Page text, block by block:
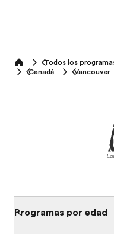
home Todos los
Canadá
Vancouver
Programas por edad